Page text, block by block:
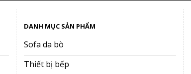
DANH MỤC SẢN PHẨM
Sofa da bò
Thiết bị bếp